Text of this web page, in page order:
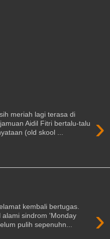
›
meriah lagi terasa di
Aidil Fitri bertalu-talu
(old skool ...
›
kembali bertugas.
sindrom 'Monday
pulih sepenuhn...